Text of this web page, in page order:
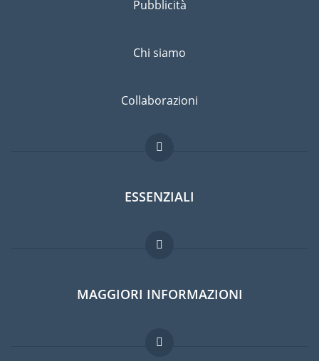
Pubblicità
Chi siamo
Collaborazioni
ESSENZIALI
Forum per expat
Guida per expat
Lavori all'estero
MAGGIORI INFORMAZIONI
Domande frequenti